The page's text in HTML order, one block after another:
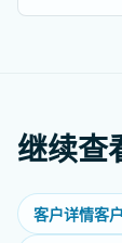
继续查
客户详情客